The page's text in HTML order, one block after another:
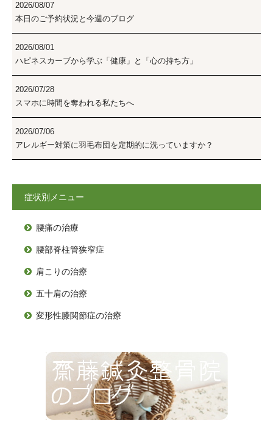
2026/08/07
本日のご予約状況と今週のブログ
2026/08/01
ハピネスカーブから学ぶ「健康」と「心の持ち方」
2026/07/28
スマホに時間を奪われる私たちへ
2026/07/06
アレルギー対策に羽毛布団を定期的に洗っていますか？
症状別メニュー
 腰痛の治療
 腰部脊柱管狭窄症
 肩こりの治療
 五十肩の治療
 変形性膝関節症の治療